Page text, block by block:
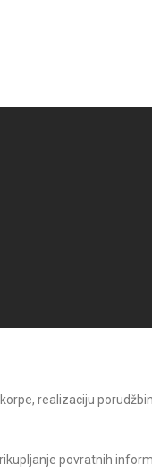
realizaciju
povratnih